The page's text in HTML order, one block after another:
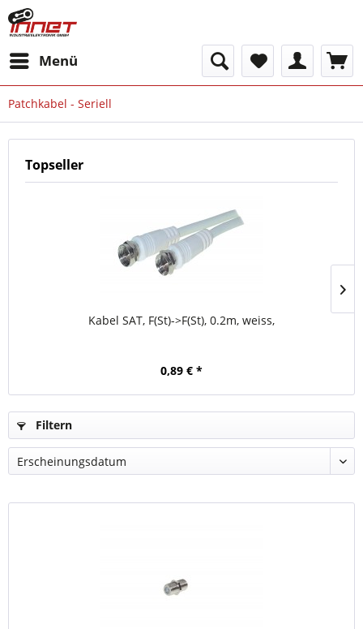
Menü
Patchkabel - Seriell
Topseller
Kabel SAT, F(St)->F(St), 0.2m, weiss,
0,89 € *
Filtern